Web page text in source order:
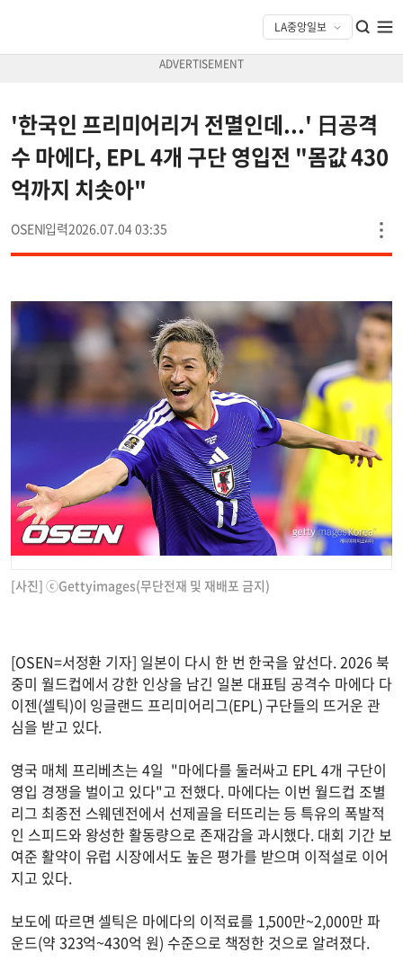
'한국인 프리미어리거 전멸인데...' 日공격
수 마에다, EPL 4개 구단 영입전 "몸값 430
억까지 치솟아"
OSEN 2026.07.04 03:35
[사진] ⓒGettyimages(무단전재 및 재배포 금지)
[OSEN=서정환 기자] 일본이 다시 한 번 한국을 앞선다. 2026 북
중미 월드컵에서 강한 인상을 남긴 일본 대표팀 공격수 마에다 다
이젠(셀틱)이 잉글랜드 프리미어리그(EPL) 구단들의 뜨거운 관
심을 받고 있다.
영국 매체 프리베츠는 4일 "마에다를 둘러싸고 EPL 4개 구단이
영입 경쟁을 벌이고 있다"고 전했다. 마에다는 이번 월드컵 조별
리그 최종전 스웨덴전에서 선제골을 터뜨리는 등 특유의 폭발적
인 스피드와 왕성한 활동량으로 존재감을 과시했다. 대회 기간 보
여준 활약이 유럽 시장에서도 높은 평가를 받으며 이적설로 이어
지고 있다.
보도에 따르면 셀틱은 마에다의 이적료를 1,500만~2,000만 파
운드(약 323억~430억 원) 수준으로 책정한 것으로 알려졌다.